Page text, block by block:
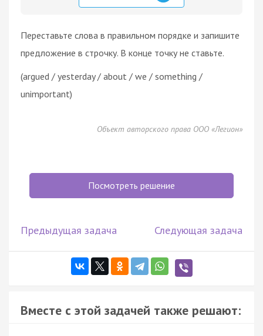
Переставьте слова в правильном порядке и запишите
предложение в строчку. В конце точку не ставьте.
(argued / yesterday / about / we / something /
unimportant)
Объект авторского права ООО «Легион»
Посмотреть решение
Предыдущая задача Следующая задача
Вместе с этой задачей также решают: